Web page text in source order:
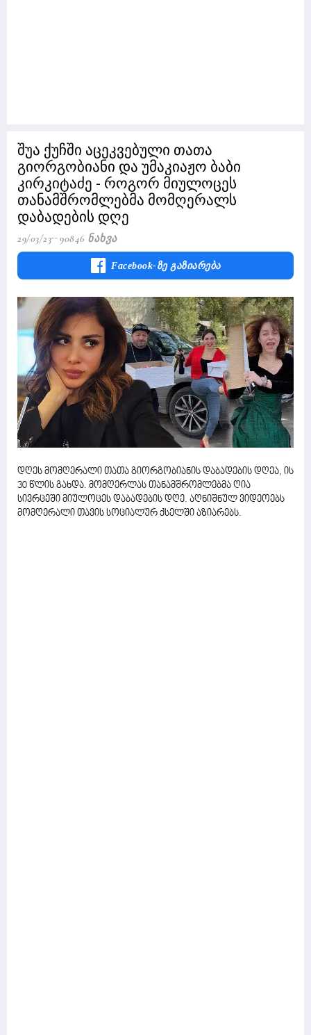
შუა ქუჩში აცეკვებული თათა
გიორგობიანი და უმაკიაჟო ბაბი
კირკიტაძე - როგორ მიულოცეს
თანამშრომლებმა მომღერალს
დაბადების დღე
29/03/23 90846 Ნახვა
Facebook-Ზე Გაზიარება
დღეს მომღერალი თათა გიორგობიანის დაბადების დღეა, ის
30 წლის გახდა. მომღერლას თანამშრომლებმა ღია
სივრცეში მიულოცეს დაბადების დღე. აღნიშნულ ვიდეოებს
მომღერალი თავის სოციალურ ქსელში აზიარებს.